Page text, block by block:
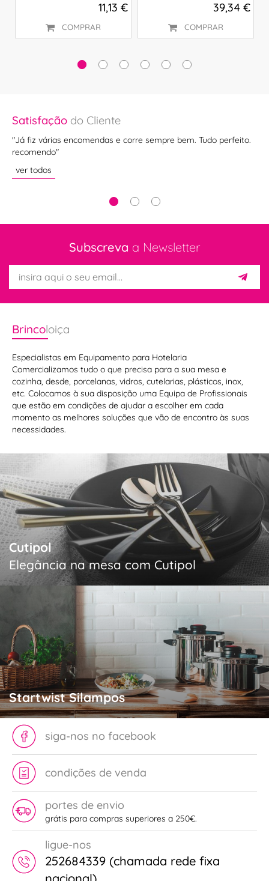
11,13 €
COMPRAR
39,34 €
COMPRAR
Satisfação do Cliente
"Já fiz várias encomendas e corre sempre bem. Tudo perfeito.
recomendo"
ver todos
Subscreva a Newsletter
Brincoloiça
Especialistas em Equipamento para Hotelaria
Comercializamos tudo o que precisa para a sua mesa e
cozinha, desde, porcelanas, vidros, cutelarias, plásticos, inox,
etc. Colocamos à sua disposição uma Equipa de Profissionais
que estão em condições de ajudar a escolher em cada
momento as melhores soluções que vão de encontro às suas
necessidades.
Cutipol
Elegância na mesa com Cutipol
Startwist Silampos
siga-nos no facebook
condições de venda
portes de envio
grátis para compras superiores a 250€.
ligue-nos
252684339 (chamada rede fixa